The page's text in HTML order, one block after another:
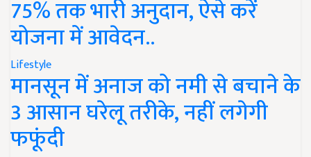
75% तक भारी अनुदान, ऐसे करें
योजना में आवेदन..
Lifestyle
मानसून में अनाज को नमी से बचाने के
3 आसान घरेलू तरीके, नहीं लगेगी
फफूंदी